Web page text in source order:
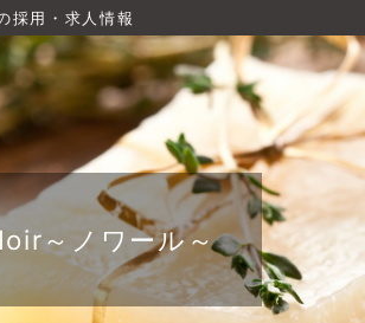
採用・求人情報
～ノワール～